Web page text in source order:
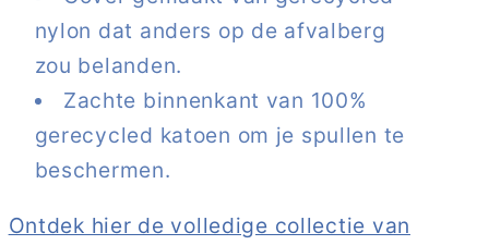
nylon dat anders op de afvalberg
zou belanden.
Zachte binnenkant van 100%
gerecycled katoen om je spullen te
beschermen.
Ontdek hier de volledige collectie van